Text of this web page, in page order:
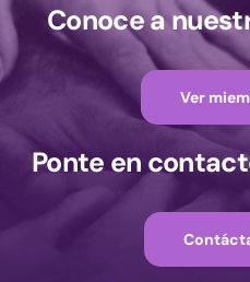
Conoce a
Ver
Ponte en